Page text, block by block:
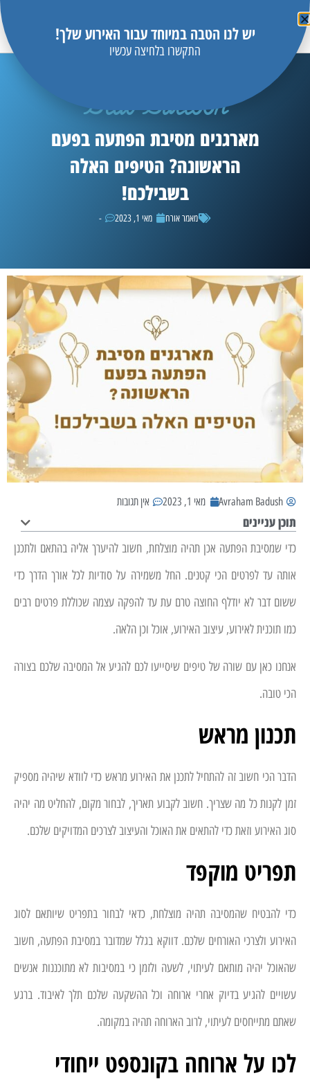
Blue Balloon
מארגנים מסיבת הפתעה בפעם
הראשונה? הטיפים האלה
בשבילכם!
מאמר אורח מאי 1, 2023 -
Avraham Badush מאי 1, 2023 אין תגובות
תוכן עניינים
כדי שמסיבת הפתעה אכן תהיה מוצלחת, חשוב להיערך אליה בהתאם ולתכנן
אותה עד לפרטים הכי קטנים. החל משמירה על סודיות לכל אורך הדרך כדי
ששום דבר לא יודלף החוצה טרם עת עד להפקה עצמה שכוללת פרטים רבים
כמו תוכנית לאירוע, עיצוב האירוע, אוכל וכן הלאה.
אנחנו כאן עם שורה של טיפים שיסייעו לכם להגיע אל המסיבה שלכם בצורה
הכי טובה.
תכנון מראש
הדבר הכי חשוב זה להתחיל לתכנן את האירוע מראש כדי לוודא שיהיה מספיק
זמן לקנות כל מה שצריך. חשוב לקבוע תאריך, לבחור מקום, להחליט מה יהיה
סוג האירוע וזאת כדי להתאים את האוכל והעיצוב לצרכים המדויקים שלכם.
תפריט מוקפד
כדי להבטיח שהמסיבה תהיה מוצלחת, כדאי לבחור בתפריט שיותאם לסוג
האירוע ולצרכי האורחים שלכם. דווקא בגלל שמדובר במסיבת הפתעה, חשוב
שהאוכל יהיה מותאם לעיתוי, לשעה ולזמן כי במסיבות לא מתוכננות אנשים
עשויים להגיע בדיוק אחרי ארוחה וכל ההשקעה שלכם תלך לאיבוד. ברגע
שאתם מתייחסים לעיתוי, לרוב הארוחה תהיה במקומה.
לכו על ארוחה בקונספט ייחודי
יש לנו הטבה במיוחד עבור האירוע שלך!
התקשרו בלחיצה עכשיו